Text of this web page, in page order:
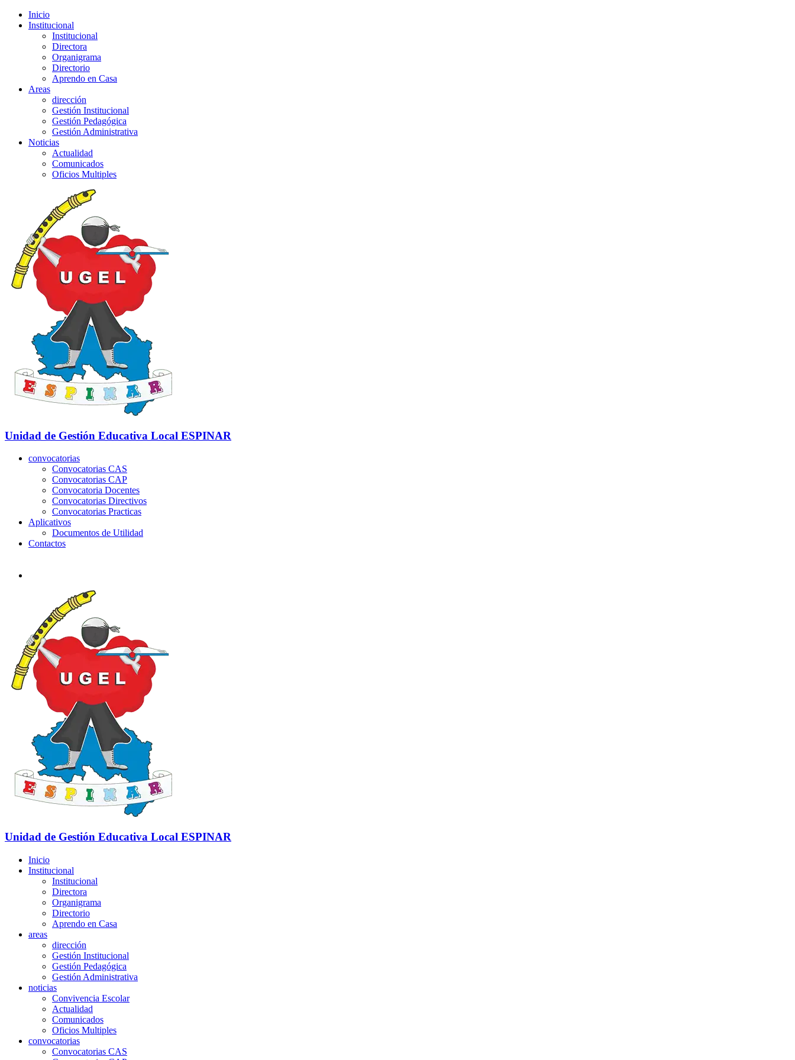
Inicio
Institucional
Institucional
Directora
Organigrama
Directorio
Aprendo en Casa
Areas
dirección
Gestión Institucional
Gestión Pedagógica
Gestión Administrativa
Noticias
Actualidad
Comunicados
Oficios Multiples
Unidad de Gestión Educativa Local ESPINAR
convocatorias
Convocatorias CAS
Convocatorias CAP
Convocatoria Docentes
Convocatorias Directivos
Convocatorias Practicas
Aplicativos
Documentos de Utilidad
Contactos
Unidad de Gestión Educativa Local ESPINAR
Inicio
Institucional
Institucional
Directora
Organigrama
Directorio
Aprendo en Casa
areas
dirección
Gestión Institucional
Gestión Pedagógica
Gestión Administrativa
noticias
Convivencia Escolar
Actualidad
Comunicados
Oficios Multiples
convocatorias
Convocatorias CAS